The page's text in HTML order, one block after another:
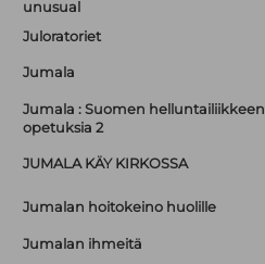
unusual
Juloratoriet
Jumala
Jumala : Suomen helluntailiikkeen
opetuksia 2
JUMALA KÄY KIRKOSSA
Jumalan hoitokeino huolille
Jumalan ihmeitä